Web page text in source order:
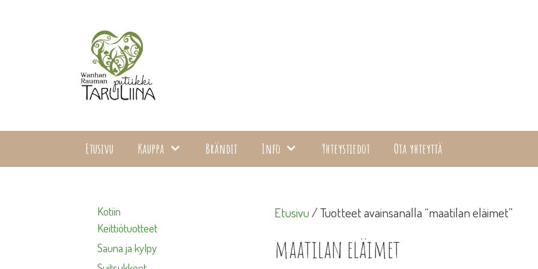
Etusivu Kauppa Brändit Info Yhteystiedot Ota yhteyttä
Etusivu/ Tuotteet avainsanalla “maatilan eläimet”
maatilan eläimet
Kotiin
Keittiötuotteet
Sauna ja kylpy